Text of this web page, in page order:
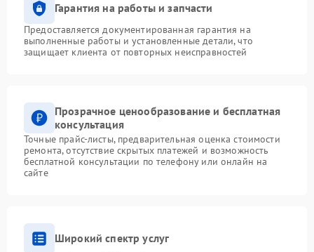
Гарантия на работы и запчасти
Предоставляется документированная гарантия на
выполненные работы и установленные детали, что
защищает клиента от повторных неисправностей
Прозрачное ценообразование и бесплатная
консультация
Точные прайс-листы, предварительная оценка стоимости
ремонта, отсутствие скрытых платежей и возможность
бесплатной консультации по телефону или онлайн на
сайте
Широкий спектр услуг